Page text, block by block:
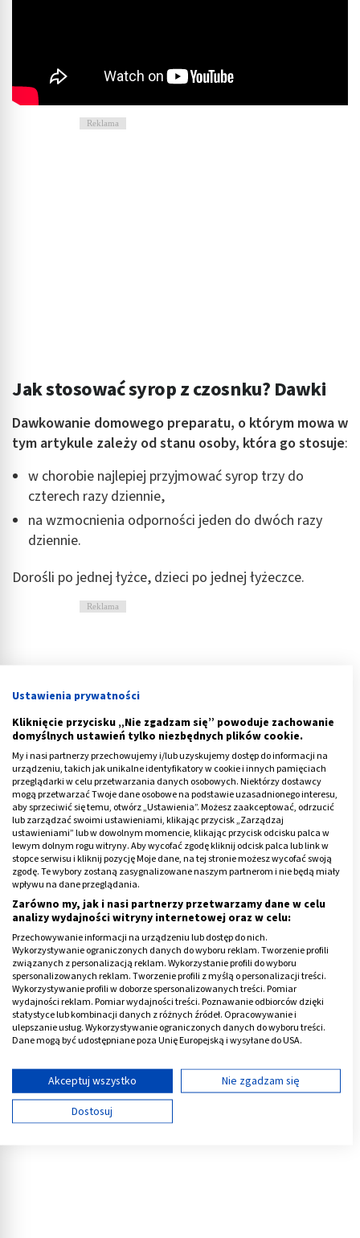
Reklama
Jak stosować syrop z czosnku? Dawki
Dawkowanie domowego preparatu, o którym mowa w
tym artykule zależy od stanu osoby, która go stosuje:
w chorobie najlepiej przyjmować syrop trzy do
czterech razy dziennie,
na wzmocnienia odporności jeden do dwóch razy
dziennie.
Dorośli po jednej łyżce, dzieci po jednej łyżeczce.
Reklama
Przeciwwskazania do syropu z czosnku
Uważać powinny głównie kobiety w ciąży i karmiące
piersią. Czosnek może zmienić smak pokarmu, a także
zaszkodzić ciężarnej, jeśli ma problemy żołądkowe.
Nie należy także dodawać do syropu z czosnku imbiru,
gdyż może on negatywnie wpłynąć na rozwój płodu.
Reklama
Ustawienia prywatności
Kliknięcie przycisku „Nie zgadzam się” powoduje zachowanie
domyślnych ustawień tylko niezbędnych plików cookie.
My i nasi partnerzy przechowujemy i/lub uzyskujemy dostęp do informacji na
urządzeniu, takich jak unikalne identyfikatory w cookie i innych pamięciach
przeglądarki w celu przetwarzania danych osobowych. Niektórzy dostawcy
mogą przetwarzać Twoje dane osobowe na podstawie uzasadnionego interesu,
aby sprzeciwić się temu, otwórz „Ustawienia”. Możesz zaakceptować, odrzucić
lub zarządzać swoimi ustawieniami, klikając przycisk „Zarządzaj
ustawieniami” lub w dowolnym momencie, klikając przycisk odcisku palca w
lewym dolnym rogu witryny. Aby wycofać zgodę kliknij odcisk palca lub link w
stopce serwisu i kliknij pozycję Moje dane, na tej stronie możesz wycofać swoją
zgodę. Te wybory zostaną zasygnalizowane naszym partnerom i nie będą miały
wpływu na dane przeglądania.
Zarówno my, jak i nasi partnerzy przetwarzamy dane w celu
analizy wydajności witryny internetowej oraz w celu:
Przechowywanie informacji na urządzeniu lub dostęp do nich.
Wykorzystywanie ograniczonych danych do wyboru reklam. Tworzenie profili
związanych z personalizacją reklam. Wykorzystanie profili do wyboru
spersonalizowanych reklam. Tworzenie profili z myślą o personalizacji treści.
Wykorzystywanie profili w doborze spersonalizowanych treści. Pomiar
wydajności reklam. Pomiar wydajności treści. Poznawanie odbiorców dzięki
statystyce lub kombinacji danych z różnych źródeł. Opracowywanie i
ulepszanie usług. Wykorzystywanie ograniczonych danych do wyboru treści.
Dane mogą być udostępniane poza Unię Europejską i wysyłane do USA.
Wyświetl listę partnerów (11 dostawców IAB)
Używamy Twoich danych w następujących celach:
Cele przetwarzania IAB:
Akceptuj wszystko
Nie zgadzam się
Dostosuj